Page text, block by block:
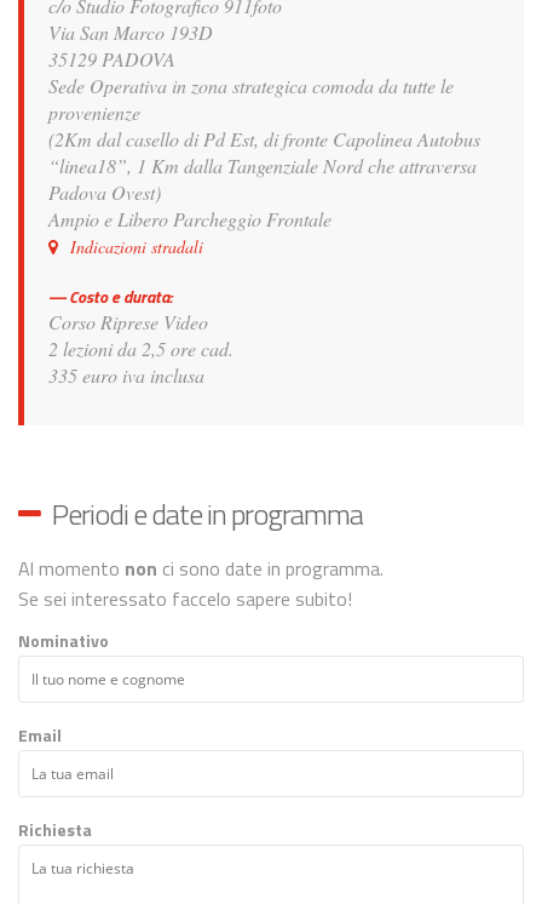
c/o Studio Fotografico 911foto
Via San Marco 193D
35129 PADOVA
Sede Operativa in zona strategica comoda da tutte le
provenienze
(2Km dal casello di Pd Est, di fronte Capolinea Autobus
“linea18”, 1 Km dalla Tangenziale Nord che attraversa
Padova Ovest)
Ampio e Libero Parcheggio Frontale
Indicazioni stradali
Costo e durata:
Corso Riprese Video
2 lezioni da 2,5 ore cad.
335 euro iva inclusa
Periodi e date in programma
Al momento non ci sono date in programma.
Se sei interessato faccelo sapere subito!
Nominativo
Email
Richiesta